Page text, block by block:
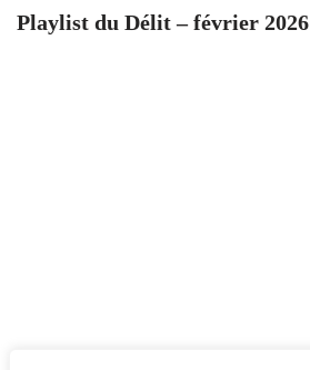
Playlist du Délit – février 2026